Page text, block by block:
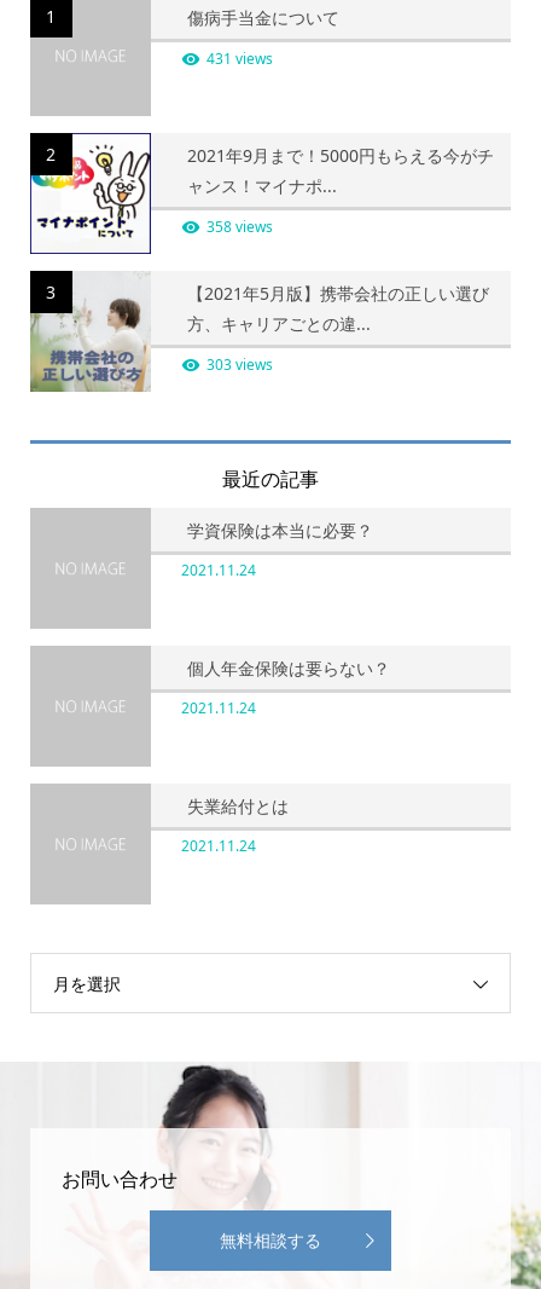
1 傷病手当金について
431 views
2
2021年9月まで！5000円もらえる今がチ
ャンス！マイナポ...
358 views
3
【2021年5月版】携帯会社の正しい選び
方、キャリアごとの違...
303 views
最近の記事
学資保険は本当に必要？
2021.11.24
個人年金保険は要らない？
2021.11.24
失業給付とは
2021.11.24
月を選択
お問い合わせ
無料相談する